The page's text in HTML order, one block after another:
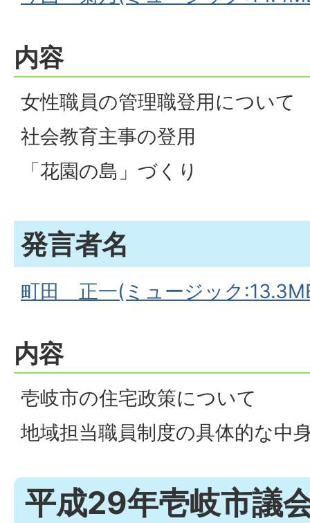
内容
女性職員の管理職登用について
社会教育主事の登用
「花園の島」づくり
発言者名
町田 正一(ミュージック
内容
壱岐市の住宅政策について
地域担当職員制度の具体的な中
平成29年壱岐市議